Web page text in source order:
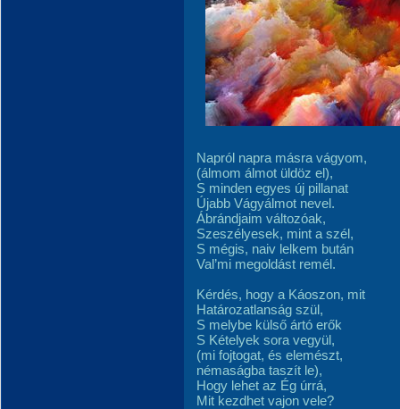
Napról napra másra vágyom,
(álmom álmot üldöz el),
S minden egyes új pillanat
Újabb Vágyálmot nevel.
Ábrándjaim változóak,
Szeszélyesek, mint a szél,
S mégis, naiv lelkem bután
Val’mi megoldást remél.
Kérdés, hogy a Káoszon, mit
Határozatlanság szül,
S melybe külső ártó erők
S Kételyek sora vegyül,
(mi fojtogat, és elemészt,
némaságba taszít le),
Hogy lehet az Ég úrrá,
Mit kezdhet vajon vele?